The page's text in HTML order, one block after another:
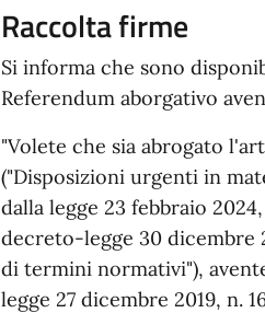
Raccolta firme
Si informa che sono
Referendum aborgativo
"Volete che sia abrogato
("Disposizioni urgenti in
dalla legge 23 febbraio
decreto-legge 30 dicembre
di termini normativi"),
legge 27 dicembre 2019, n.